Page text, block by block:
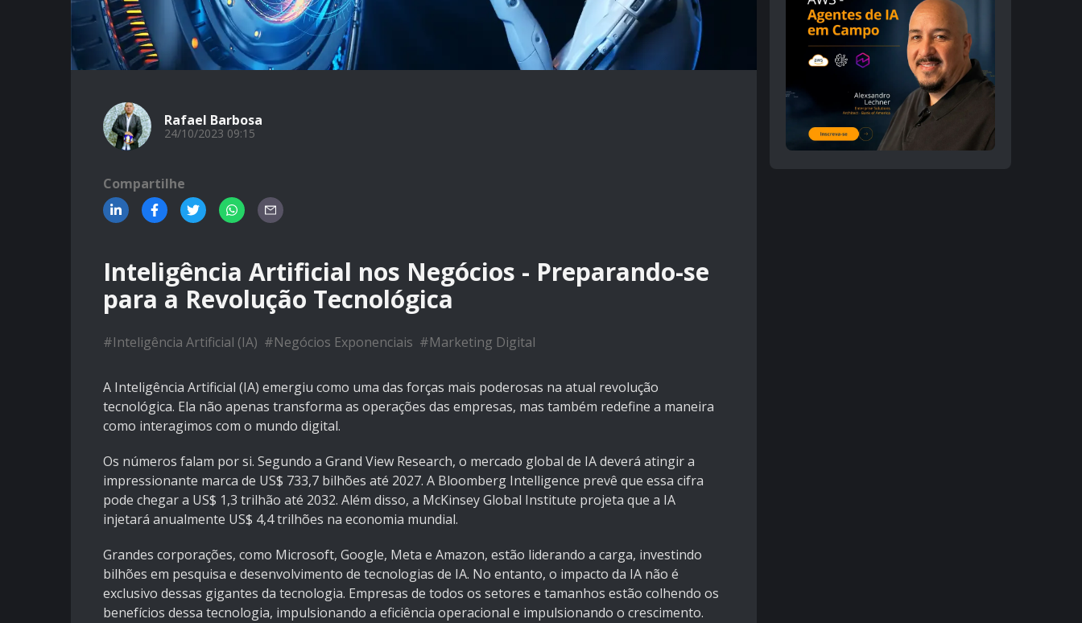
Rafael Barbosa
24/10/2023 09:15
Compartilhe
Inteligência Artificial nos Negócios - Preparando-se
para a Revolução Tecnológica
#Inteligência Artificial (IA) #Negócios Exponenciais #Marketing Digital
A Inteligência Artificial (IA) emergiu como uma das forças mais poderosas na atual revolução
tecnológica. Ela não apenas transforma as operações das empresas, mas também redefine a maneira
como interagimos com o mundo digital.
Os números falam por si. Segundo a Grand View Research, o mercado global de IA deverá atingir a
impressionante marca de US$ 733,7 bilhões até 2027. A Bloomberg Intelligence prevê que essa cifra
pode chegar a US$ 1,3 trilhão até 2032. Além disso, a McKinsey Global Institute projeta que a IA
injetará anualmente US$ 4,4 trilhões na economia mundial.
Grandes corporações, como Microsoft, Google, Meta e Amazon, estão liderando a carga, investindo
bilhões em pesquisa e desenvolvimento de tecnologias de IA. No entanto, o impacto da IA não é
exclusivo dessas gigantes da tecnologia. Empresas de todos os setores e tamanhos estão colhendo os
benefícios dessa tecnologia, impulsionando a eficiência operacional e impulsionando o crescimento.